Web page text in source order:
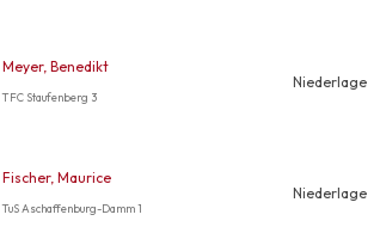
Meyer, Benedikt
TFC Staufenberg 3
Niederlage
Fischer, Maurice
TuS Aschaffenburg-Damm 1
Niederlage